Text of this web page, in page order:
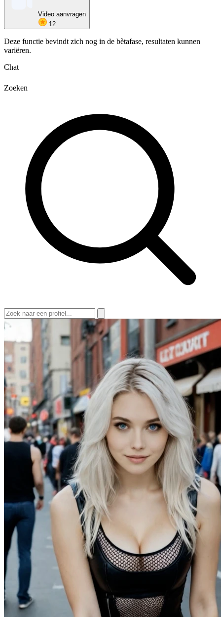
Video aanvragen
12
Deze functie bevindt zich nog in de bètafase, resultaten kunnen
variëren.
Chat
Zoeken